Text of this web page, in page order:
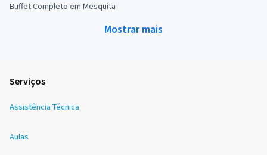
Buffet Completo em Mesquita
Mostrar mais
Serviços
Assistência Técnica
Aulas